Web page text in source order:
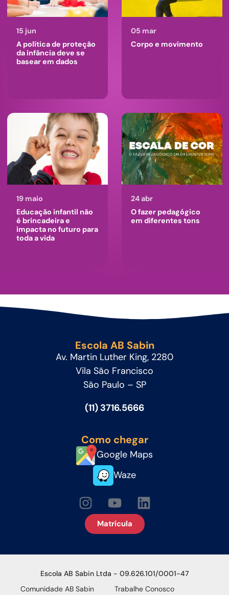
15 jun
A política de proteção
da infância deve se
basear em dados
05 mar
Corpo e movimento
19 maio
Educação infantil não
é brincadeira e
impacta no futuro para
toda a vida
24 abr
O fazer pedagógico
em diferentes tons
Escola AB Sabin
Av. Martin Luther King, 2280
Vila São Francisco
São Paulo – SP
(11) 3716.5666
Como chegar
Google Maps
Waze
Matrícula
Escola AB Sabin Ltda - 09.626.101/0001-47
Comunidade AB Sabin
Trabalhe Conosco